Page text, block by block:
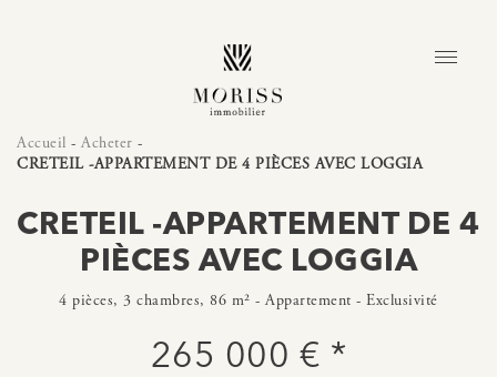
Accueil - Acheter -
CRETEIL -APPARTEMENT DE 4 PIÈCES AVEC LOGGIA
CRETEIL -APPARTEMENT DE 4
PIÈCES AVEC LOGGIA
4 pièces, 3 chambres, 86 m² - Appartement - Exclusivité
265 000 € *